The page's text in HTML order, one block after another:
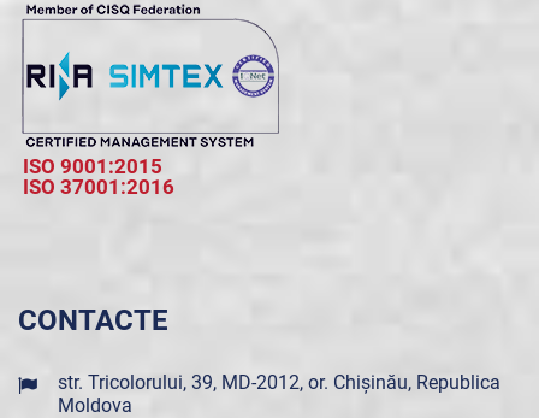
ISO 9001:2015
ISO 37001:2016
CONTACTE
str. Tricolorului, 39, MD-2012, or. Chișinău, Republica
Moldova